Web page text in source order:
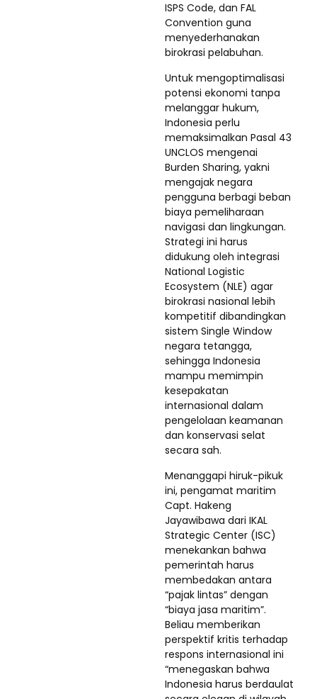
ISPS Code, dan FAL
Convention guna
menyederhanakan
birokrasi pelabuhan.
Untuk mengoptimalisasi
potensi ekonomi tanpa
melanggar hukum,
Indonesia perlu
memaksimalkan Pasal 43
UNCLOS mengenai
Burden Sharing, yakni
mengajak negara
pengguna berbagi beban
biaya pemeliharaan
navigasi dan lingkungan.
Strategi ini harus
didukung oleh integrasi
National Logistic
Ecosystem (NLE) agar
birokrasi nasional lebih
kompetitif dibandingkan
sistem Single Window
negara tetangga,
sehingga Indonesia
mampu memimpin
kesepakatan
internasional dalam
pengelolaan keamanan
dan konservasi selat
secara sah.
Menanggapi hiruk-pikuk
ini, pengamat maritim
Capt. Hakeng
Jayawibawa dari IKAL
Strategic Center (ISC)
menekankan bahwa
pemerintah harus
membedakan antara
“pajak lintas” dengan
“biaya jasa maritim”.
Beliau memberikan
perspektif kritis terhadap
respons internasional ini
“menegaskan bahwa
Indonesia harus berdaulat